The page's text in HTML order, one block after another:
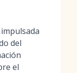
del
el